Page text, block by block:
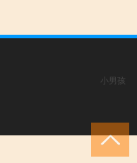
小男孩